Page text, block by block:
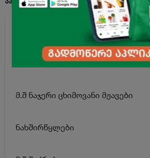
ენერგეტიკული ღირებულება
მ.შ ნაჯერი ცხიმოვანი მჟავები
ნახშირწყლები